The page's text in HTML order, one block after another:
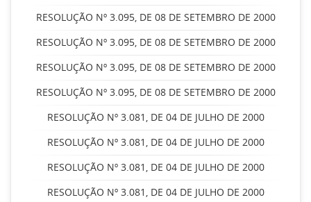
RESOLUÇÃO Nº 3.095, DE 08 DE SETEMBRO DE 2000
RESOLUÇÃO Nº 3.095, DE 08 DE SETEMBRO DE 2000
RESOLUÇÃO Nº 3.095, DE 08 DE SETEMBRO DE 2000
RESOLUÇÃO Nº 3.095, DE 08 DE SETEMBRO DE 2000
RESOLUÇÃO Nº 3.081, DE 04 DE JULHO DE 2000
RESOLUÇÃO Nº 3.081, DE 04 DE JULHO DE 2000
RESOLUÇÃO Nº 3.081, DE 04 DE JULHO DE 2000
RESOLUÇÃO Nº 3.081, DE 04 DE JULHO DE 2000